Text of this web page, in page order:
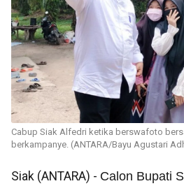
Cabup Siak Alfedri ketika berswafoto
berkampanye. (ANTARA/Bayu Agustari
Siak (ANTARA) - Calon Bupati